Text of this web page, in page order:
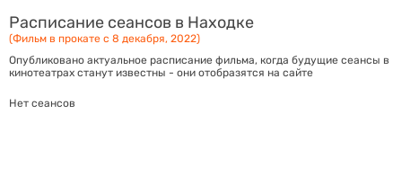
Расписание сеансов в Находке
(Фильм в прокате с 8 декабря, 2022)
Опубликовано актуальное расписание фильма, когда будущие сеансы в
кинотеатрах станут известны - они отобразятся на сайте
Нет сеансов